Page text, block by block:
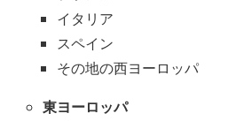
イタリア
スペイン
その地の西ヨーロッパ
東ヨーロッパ